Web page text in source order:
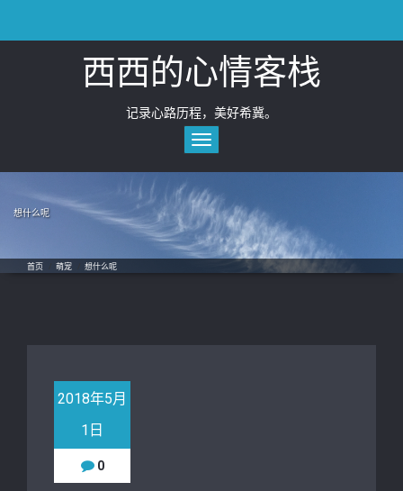
content
西西的心情客栈
记录心路历程，美好希冀。
Toggle
navigation
想什么呢
首页 萌宠 想什么呢
2018年5月
1日
0